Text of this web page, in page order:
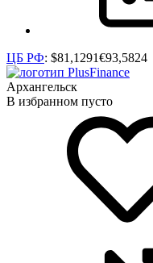
ЦБ РФ: $81,1291€93,5824
Архангельск
В избранном пусто